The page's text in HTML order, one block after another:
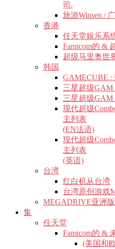
司.
旅游Winsen /
香港
任天堂娱乐系
Famicom的 &
超级马里奥世
韩国
GAMECUBE :
三星超级
三星超级
现代超级
主列表
(EN法语)
现代超级
主列表
(英语)
台湾
红白机从台湾
台湾原创游戏
MEGADRIVE亚洲版
集
任天堂
Famicom的 &
(美国和